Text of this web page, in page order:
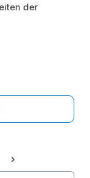
der